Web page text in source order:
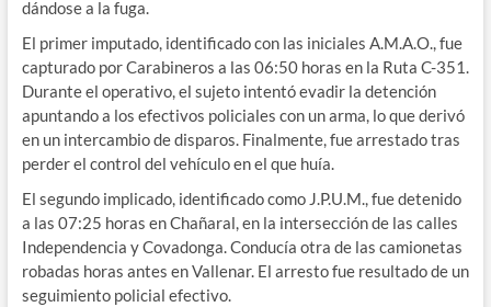
dándose a la fuga.
El primer imputado, identificado con las iniciales A.M.A.O., fue
capturado por Carabineros a las 06:50 horas en la Ruta C-351.
Durante el operativo, el sujeto intentó evadir la detención
apuntando a los efectivos policiales con un arma, lo que derivó
en un intercambio de disparos. Finalmente, fue arrestado tras
perder el control del vehículo en el que huía.
El segundo implicado, identificado como J.P.U.M., fue detenido
a las 07:25 horas en Chañaral, en la intersección de las calles
Independencia y Covadonga. Conducía otra de las camionetas
robadas horas antes en Vallenar. El arresto fue resultado de un
seguimiento policial efectivo.